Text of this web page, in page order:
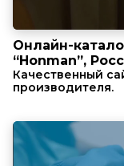
Онлайн-
“Honman”,
Качественный
производителя.